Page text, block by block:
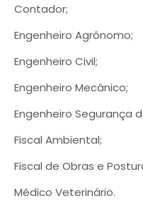
Contador;
Engenheiro Agrônomo;
Engenheiro Civil;
Engenheiro Mecânico;
Engenheiro Segurança
Fiscal Ambiental;
Fiscal de Obras e
Médico Veterinário.